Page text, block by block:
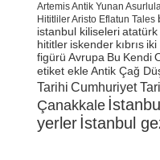
ArtemisAntik Yunan
HititlilerAristo Eflatun Tales
istanbul kiliseleriatatürk
hititler iskender kıbrıs iki
figürü Avrupa Bu Kendi
etiket ekleAntik Çağ
Tarihi Cumhuriyet
Çanakkale
yerlerİstanbul